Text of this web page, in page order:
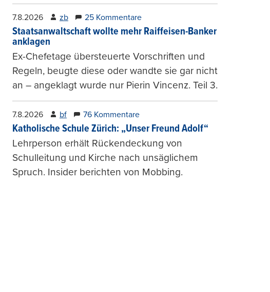
7.8.2026 zb 25 Kommentare
Staatsanwaltschaft wollte mehr Raiffeisen-Banker
anklagen
Ex-Chefetage übersteuerte Vorschriften und
Regeln, beugte diese oder wandte sie gar nicht
an – angeklagt wurde nur Pierin Vincenz. Teil 3.
7.8.2026 bf 76 Kommentare
Katholische Schule Zürich: „Unser Freund Adolf“
Lehrperson erhält Rückendeckung von
Schulleitung und Kirche nach unsäglichem
Spruch. Insider berichten von Mobbing.